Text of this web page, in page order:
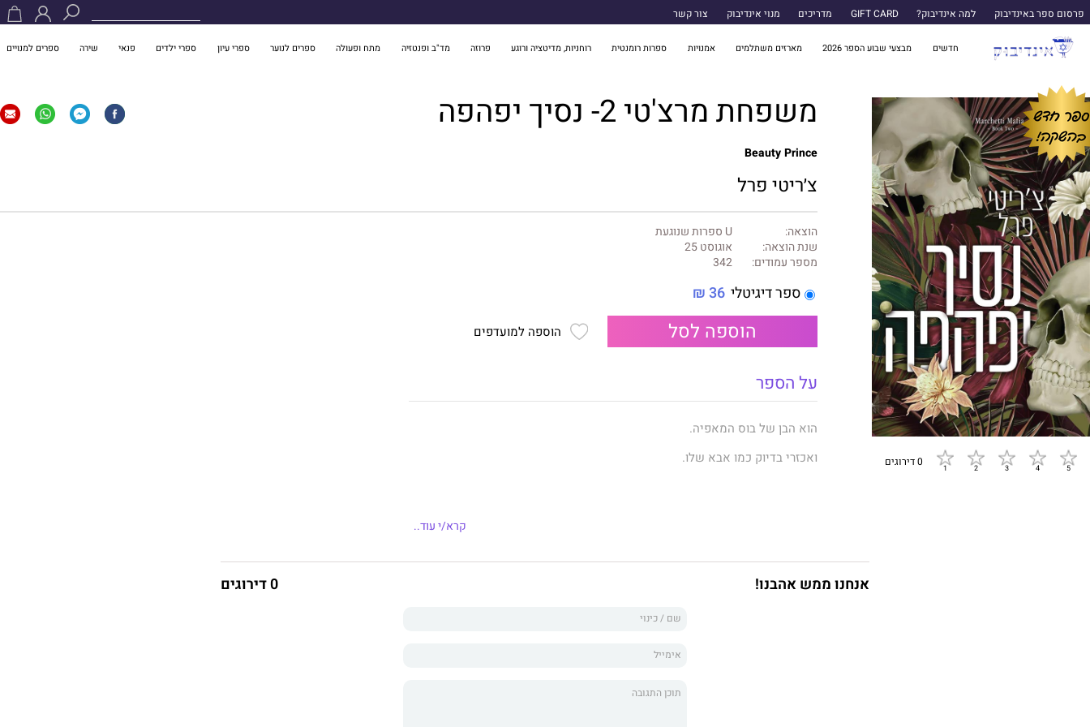
פרסום ספר באינדיבוק למה אינדיבוק? GIFT CARD מדריכים מנוי אינדיבוק צור קשר
חדשים מבצעי שבוע הספר 2026 מארזים משתלמים אמנויות ספרות רומנטית רוחניות, מדיטציה ורוגע פרוזה מד"ב ופנטזיה מתח ופעולה ספרים לנוער ספרי עיון ספרי ילדים פנאי שירה ספרים למנויים
0 דירוגים
משפחת מרצ'טי 2- נסיך יפהפה
Beauty Prince
צ׳ריטי פרל
הוצאה:
U ספרות שנוגעת
שנת הוצאה:
אוגוסט 25
מספר עמודים:
342
ספר דיגיטלי 36 ₪
הוספה לסל הוספה למועדפים
על הספר
הוא הבן של בוס המאפיה.
ואכזרי בדיוק כמו אבא שלו.
כשהגעתי לגיל שמונה-עשרה, גיליתי שאני עומדת לפגוש גורל דומה לשלה.
הוא אכזרי, ערמומי, ובעלי לעתיד לפי ההסכם.
חלפו עשר שנים מאז שאבא שלי בישר לי את החדשות.
קרא/י עוד..
אנחנו ממש אהבנו! 0 דירוגים